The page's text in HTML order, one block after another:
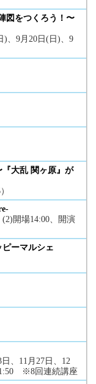
図をつくろう！〜
)、9月20日(日)、9
大乱 関ヶ原』が
(2)開場14:00、開演
ーマルシェ
、11月27日、12
※8回連続講座